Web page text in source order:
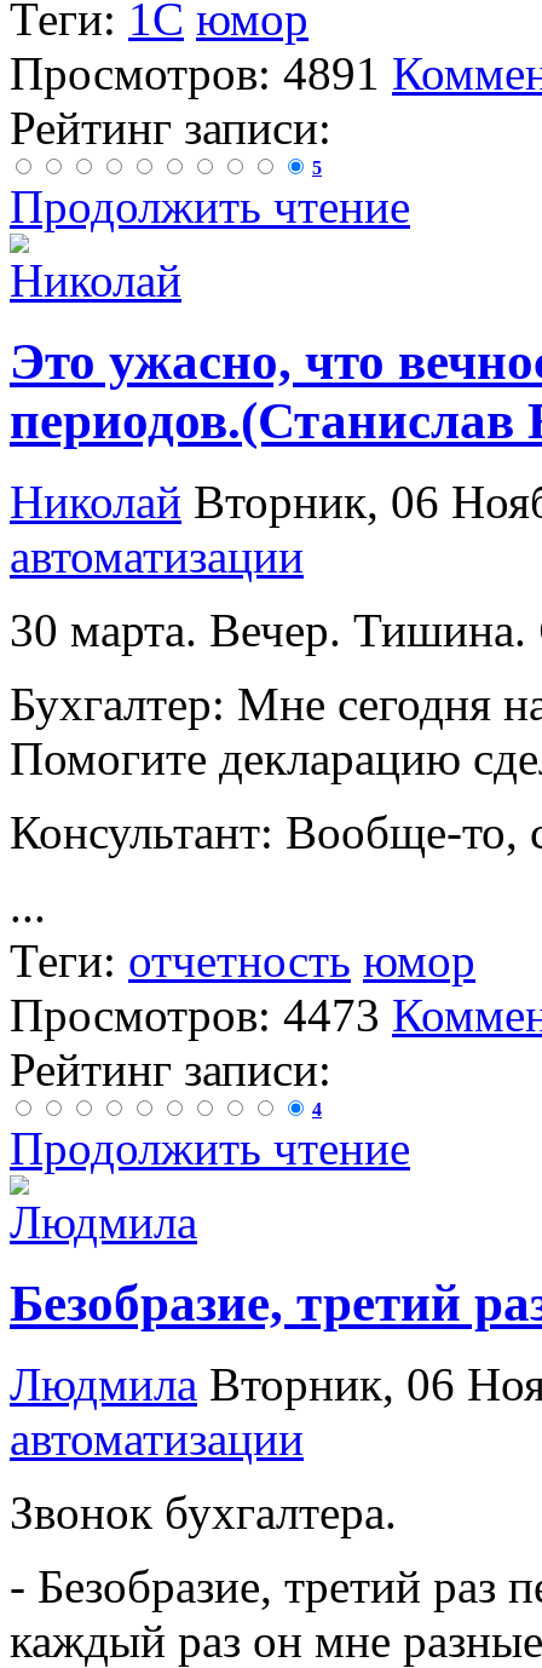
Теги: 1С юмор
Просмотров: 4891
Рейтинг записи:
5
Продолжить чтение
Это ужасно, что
Николай Вторник, 06
автоматизации
30 марта. Вечер. Тишина.
Бухгалтер: Мне сегодня
Помогите декларацию
Консультант: Вообще-то,
...
Теги: отчетность юмор
Просмотров: 4473
Рейтинг записи:
4
Продолжить чтение
Безобразие, третий
Людмила Вторник, 06
автоматизации
Звонок бухгалтера.
- Безобразие, третий раз
каждый раз он мне